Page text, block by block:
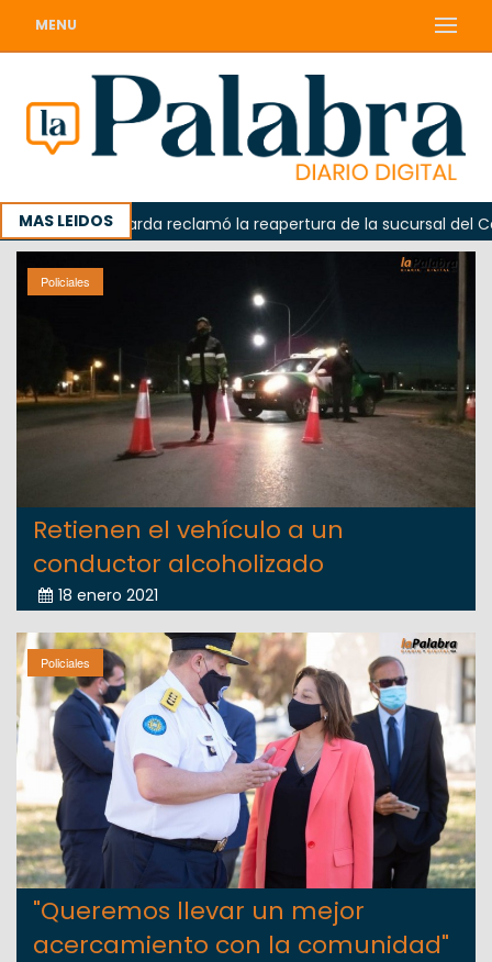
MENU
MAS LEIDOS
Odarda reclamó la reapertura de la sucursal del
Policiales
Retienen el vehículo a un
conductor alcoholizado
18 enero 2021
Policiales
"Queremos llevar un mejor
acercamiento con la comunidad"